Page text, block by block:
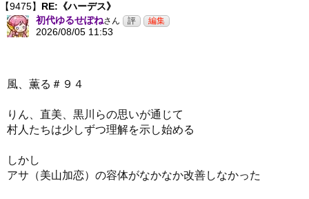
【9475】 RE:《ハーデス》
初代ゆるせぽねさん
2026/08/05 11:53
風、薫る＃９４
りん、直美、黒川らの思いが通じて
村人たちは少しずつ理解を示し始める
しかし
アサ（美山加恋）の容体がなかなか改善しなかった